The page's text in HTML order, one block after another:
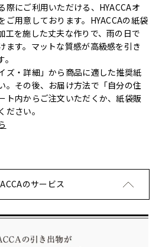
際にご利用いただける、HYACCAオ
ご用意しております。HYACCAの紙袋
工を施した丈夫な作りで、雨の日で
ます。マットな質感が高級感を引き
ズ・詳細」から商品に適した推奨紙
。その後、お届け方法で「自分の住
ト内からご注文いただくか、紙袋販
さい。
のサービス